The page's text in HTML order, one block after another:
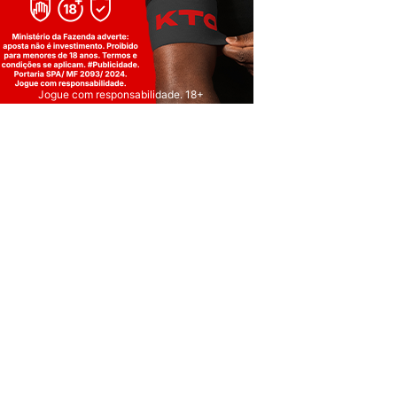
Jogue com responsabilidade. 18+